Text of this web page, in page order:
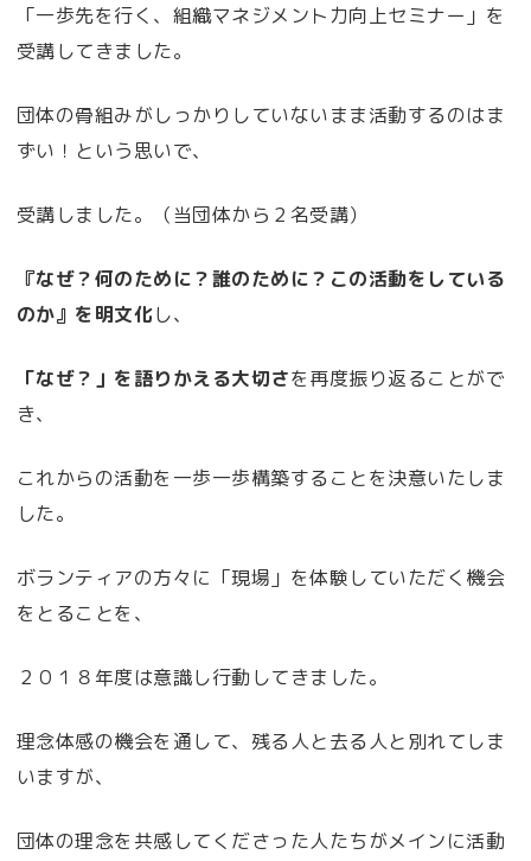
「一歩先を行く、組織マネジメント力向上セミナー」を
受講してきました。
団体の骨組みがしっかりしていないまま活動するのはま
ずい！という思いで、
受講しました。（当団体から２名受講）
『なぜ？何のために？誰のために？この活動をしている
のか』を明文化し、
「なぜ？」を語りかえる大切さを再度振り返ることがで
き、
これからの活動を一歩一歩構築することを決意いたしま
した。
ボランティアの方々に「現場」を体験していただく機会
をとることを、
２０１８年度は意識し行動してきました。
理念体感の機会を通して、残る人と去る人と別れてしま
いますが、
団体の理念を共感してくださった人たちがメインに活動